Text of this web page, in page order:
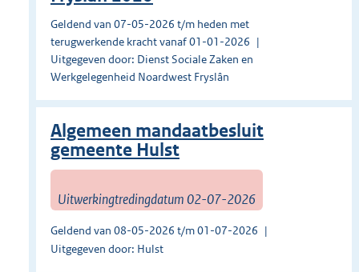
Geldend van 07-05-2026 t/m heden met
terugwerkende kracht vanaf 01-01-2026
Uitgegeven door: Dienst Sociale Zaken en
Werkgelegenheid Noardwest Fryslân
Algemeen mandaatbesluit
gemeente Hulst
Uitwerkingtredingdatum 02-07-2026
Geldend van 08-05-2026 t/m 01-07-2026
Uitgegeven door: Hulst